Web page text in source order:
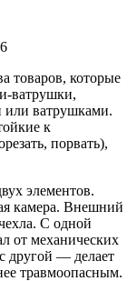
товаров, которые
ватрушки,
или ватрушками.
к
порвать),
элементов.
камера. Внешний
С одной
от механических
другой — делает
травмоопасным.